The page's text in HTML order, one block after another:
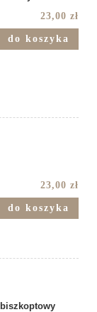
23,00 zł
do koszyka
23,00 zł
do koszyka